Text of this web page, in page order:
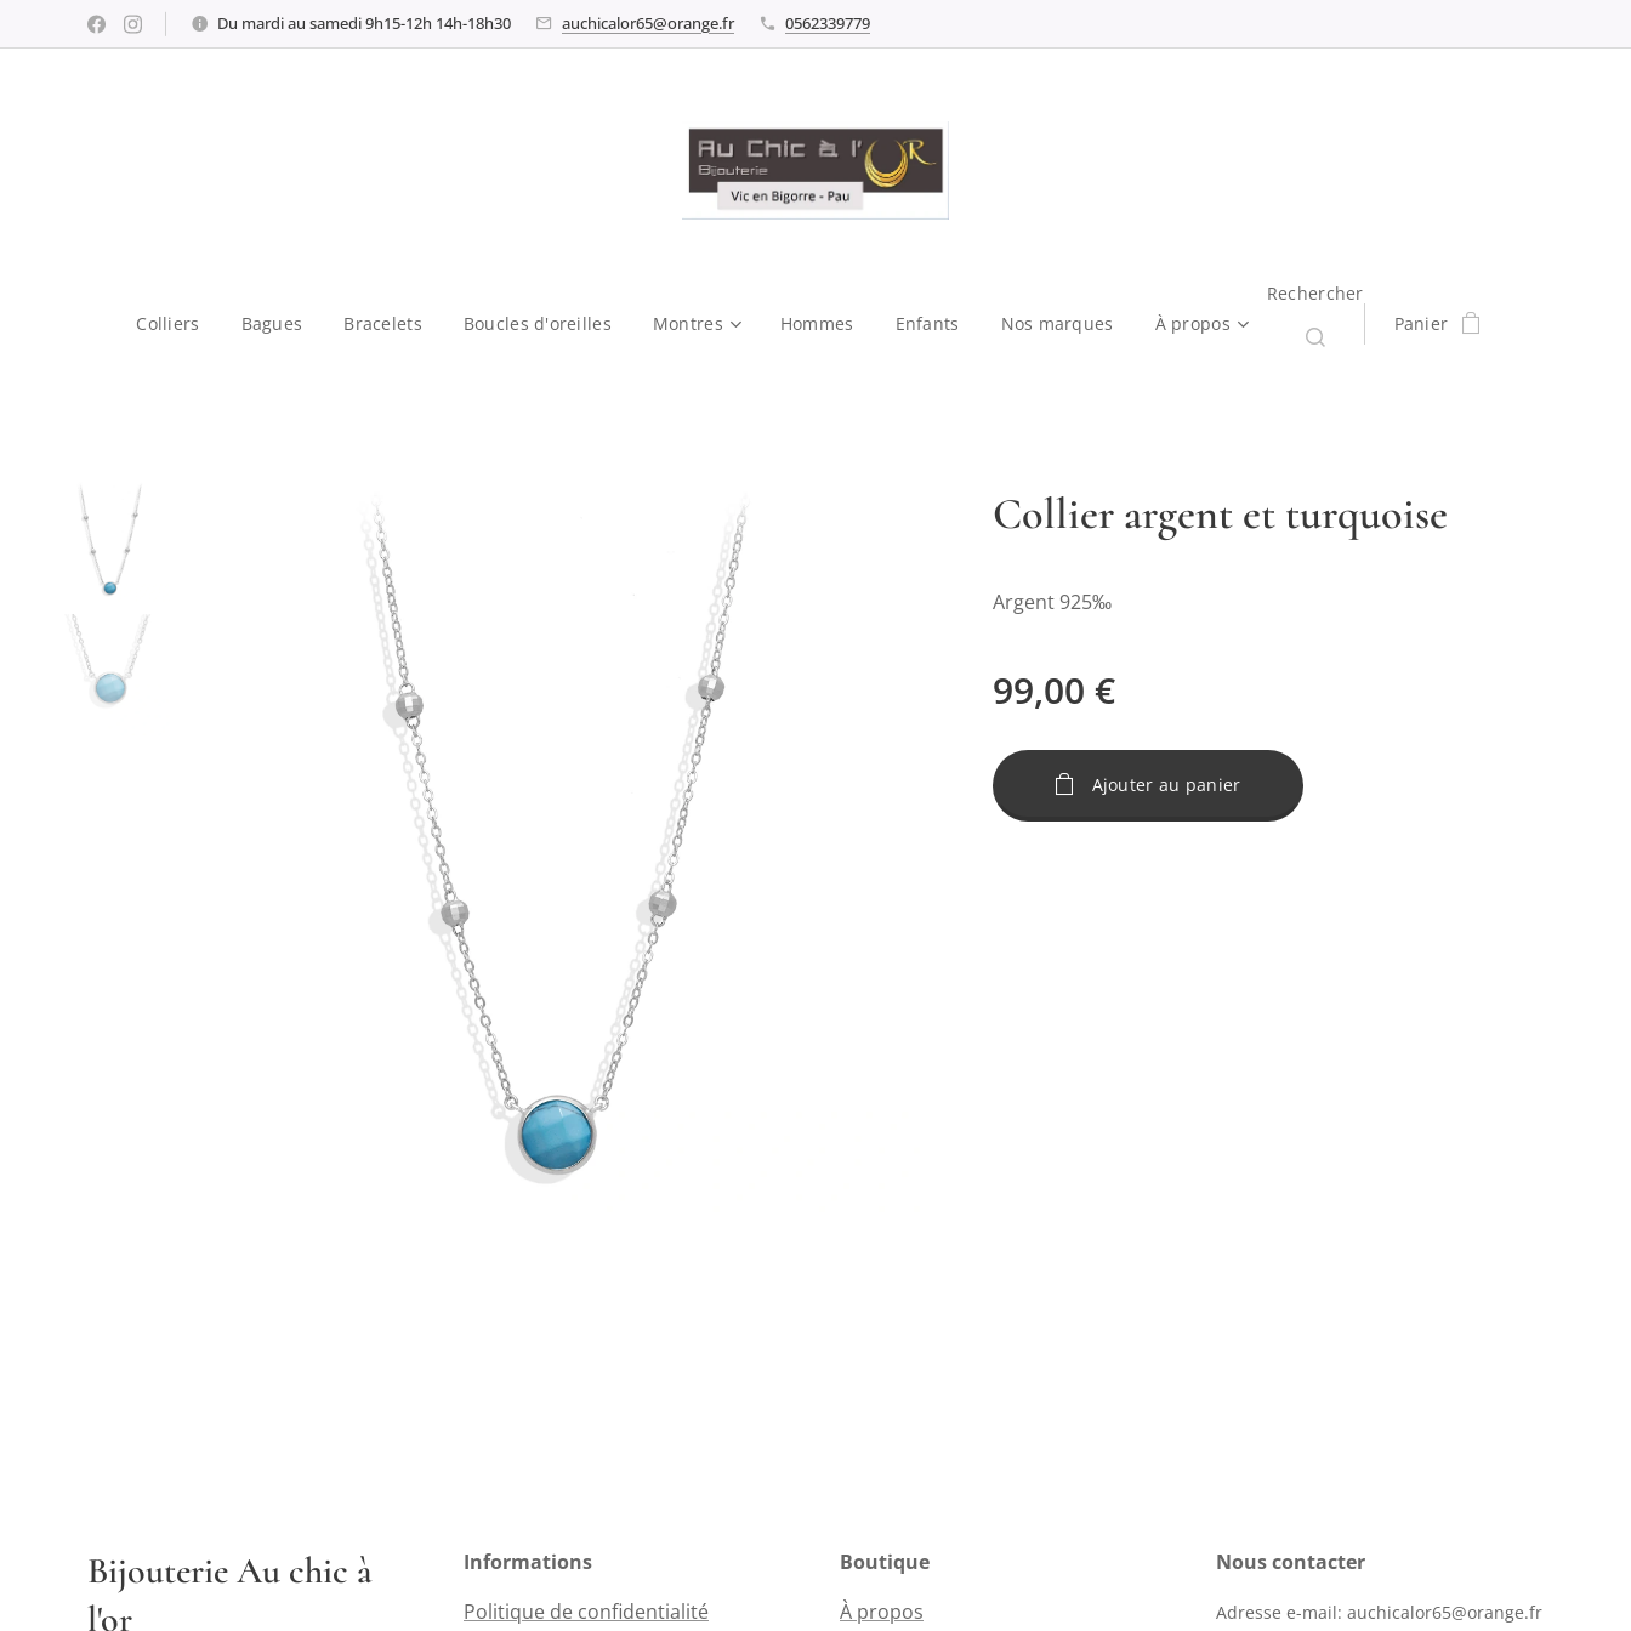
Du mardi au samedi 9h15-12h 14h-18h30 auchicalor65@orange.fr 0562339779
Colliers Bagues Bracelets Boucles d'oreilles Montres Hommes Enfants Nos marques À propos
Rechercher
Panier
Collier argent et turquoise
Argent 925‰
99,00 €
Ajouter au panier
Bijouterie Au chic à
l'or
Informations
Politique de confidentialité
Boutique
À propos
Nous contacter
Adresse e-mail: auchicalor65@orange.fr